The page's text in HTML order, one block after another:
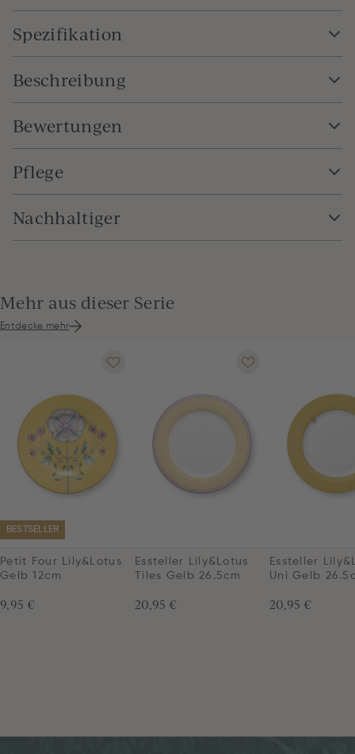
Spezifikation
Beschreibung
Bewertungen
Pflege
Nachhaltiger
Mehr aus dieser Serie
Entdecke mehr
BESTSELLER
Petit Four Lily&Lotus
Gelb 12cm
9,95 €
Essteller Lily&Lotus
Tiles Gelb 26.5cm
20,95 €
Essteller
Uni Gelb
20,95 €